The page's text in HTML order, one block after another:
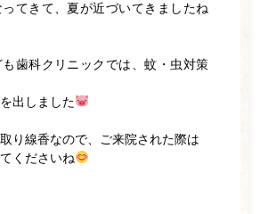
てきて、夏が近づいてきましたね
歯科クリニックでは、蚊・虫対策
出しました
り線香なので、ご来院された際は
くださいね
医師紹介
ホワイトニング